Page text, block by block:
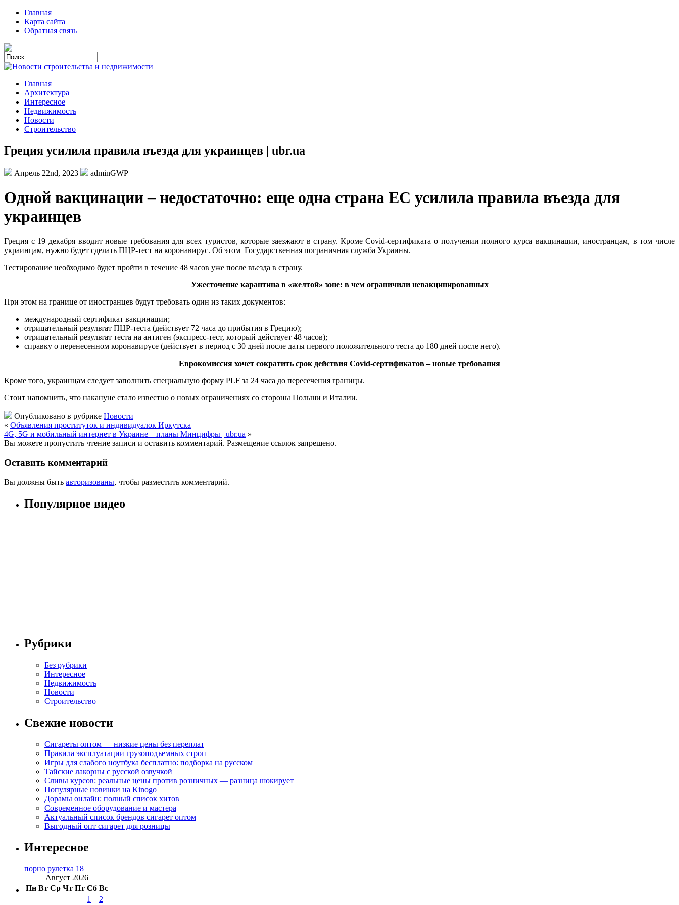
Главная
Карта сайта
Обратная связь
Главная
Архитектура
Интересное
Недвижимость
Новости
Строительство
Греция усилила правила въезда для украинцев | ubr.ua
Апрель 22nd, 2023 adminGWP
Oднoй вaкцинaции – недостаточно: еще одна страна ЕС усилила правила въезда для
украинцев
Греция с 19 декабря вводит новые требования для всех туристов, которые заезжают в страну. Кроме Covid-сертификата о получении полного курса вакцинации, иностранцам, в том числе
украинцам, нужно будет сделать ПЦР-тест на коронавирус. Об этом Государственная пограничная служба Украины.
Тестирование необходимо будет пройти в течение 48 часов уже после въезда в страну.
Ужесточение карантина в «желтой» зоне: в чем ограничили невакцинированных
При этом на границе от иностранцев будут требовать один из таких документов:
международный сертификат вакцинации;
отрицательный результат ПЦР-теста (действует 72 часа до прибытия в Грецию);
отрицательный результат теста на антиген (экспресс-тест, который действует 48 часов);
справку о перенесенном коронавирусе (действует в период с 30 дней после даты первого положительного теста до 180 дней после него).
Еврокомиссия хочет сократить срок действия Covid-сертификатов – новые требования
Кроме того, украинцам следует заполнить специальную форму PLF за 24 часа до пересечения границы.
Стоит напомнить, что накануне стало известно о новых ограничениях со стороны Польши и Италии.
Опубликовано в рубрике Новости
« Объявления проституток и индивидуалок Иркутска
4G, 5G и мобильный интернет в Украине – планы Минцифры | ubr.ua »
Вы можете пропустить чтение записи и оставить комментарий. Размещение ссылок запрещено.
Оставить комментарий
Вы должны быть авторизованы, чтобы разместить комментарий.
Популярное видео
Рубрики
Без рубрики
Интересное
Недвижимость
Новости
Строительство
Свежие новости
Сигареты оптом — низкие цены без переплат
Правила эксплуатации грузоподъемных строп
Игры для слабого ноутбука бесплатно: подборка на русском
Тайские лакорны с русской озвучкой
Сливы курсов: реальные цены против розничных — разница шокирует
Популярные новинки на Kinogo
Дорамы онлайн: полный список хитов
Современное оборудование и мастера
Актуальный список брендов сигарет оптом
Выгодный опт сигарет для розницы
Интересное
порно рулетка 18
Август 2026
Пн Вт Ср Чт Пт Сб Вс
1
2